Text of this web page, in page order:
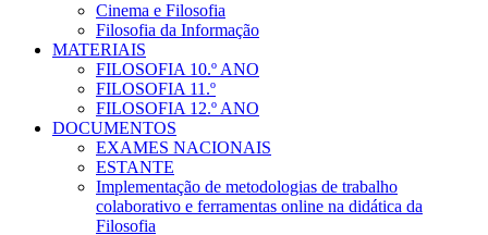
Cinema e Filosofia
Filosofia da Informação
MATERIAIS
FILOSOFIA 10.º ANO
FILOSOFIA 11.º
FILOSOFIA 12.º ANO
DOCUMENTOS
EXAMES NACIONAIS
ESTANTE
Implementação de metodologias de trabalho
colaborativo e ferramentas online na didática da
Filosofia